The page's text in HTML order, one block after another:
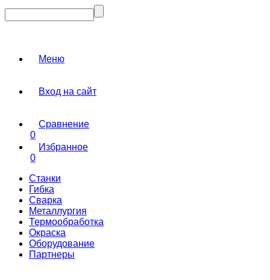
Меню
Вход на сайт
Сравнение
0
Избранное
0
Станки
Гибка
Сварка
Металлургия
Термообработка
Окраска
Оборудование
Партнеры